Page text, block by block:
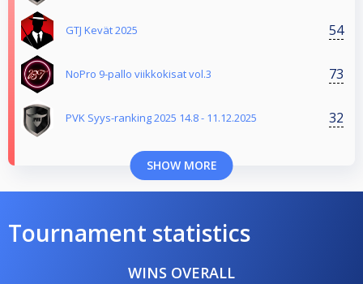
GTJ Kevät 2025 54
NoPro 9-pallo viikkokisat vol.3 73
PVK Syys-ranking 2025 14.8 - 11.12.2025 32
SHOW MORE
Tournament statistics
WINS OVERALL